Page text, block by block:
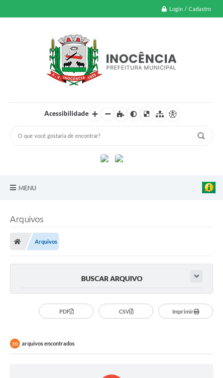
Login / Cadastro
Acessibilidade
MENU
Transparência Pública
Diário Oficial
Galeria de Fotos
Arquivos
Arquivos
BUSCAR ARQUIVO
PDF CSV Imprimir
10 arquivos encontrados